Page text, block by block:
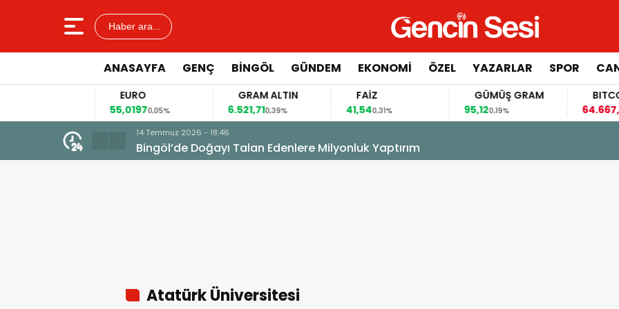
Haber ara...
ANASAYFA GENÇ BİNGÖL GÜNDEM EKONOMİ ÖZEL YAZARLAR SPOR
55,01970,05%
GRAM ALTIN
6.521,710,39% 0,31%
GÜMÜŞ GRAM
0,19%
BITCOIN
64.667,00-
14 Temmuz 2026 - 18:46
Bingöl’de Doğayı Talan Edenlere Milyonluk Yaptırım
Atatürk Üniversitesi